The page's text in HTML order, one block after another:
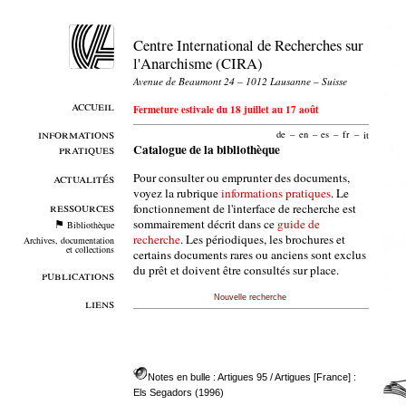
accueil
informations
pratiques
actualités
ressources
Bibliothèque
Archives, documentation
et collections
publications
liens
Centre International de Recherches sur
l'Anarchisme (CIRA)
Avenue de Beaumont 24 – 1012 Lausanne – Suisse
Fermeture estivale du 18 juillet au 17 août
de – en – es – fr – it
Catalogue de la bibliothèque
Pour consulter ou emprunter des documents,
voyez la rubriqueinformations pratiques. Le
fonctionnement de l'interface de recherche est
sommairement décrit dans ce guide de
recherche. Les périodiques, les brochures et
certains documents rares ou anciens sont exclus
du prêt et doivent être consultés sur place.
Nouvelle recherche
Notes en bulle : Artigues 95/ Artigues [France] :
Els Segadors (1996)